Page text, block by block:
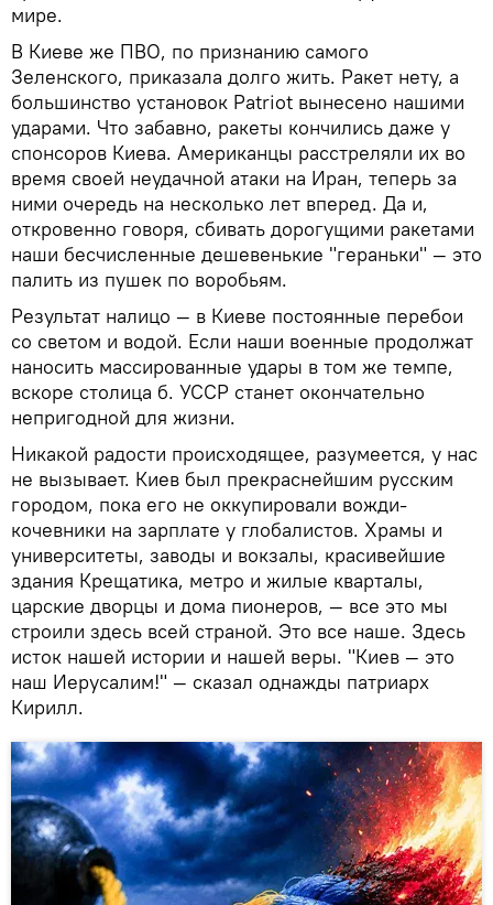
мире.
В Киеве же ПВО, по признанию самого
Зеленского, приказала долго жить. Ракет нету, а
большинство установок Patriot вынесено нашими
ударами. Что забавно, ракеты кончились даже у
спонсоров Киева. Американцы расстреляли их во
время своей неудачной атаки на Иран, теперь за
ними очередь на несколько лет вперед. Да и,
откровенно говоря, сбивать дорогущими ракетами
наши бесчисленные дешевенькие "гераньки" — это
палить из пушек по воробьям.
Результат налицо — в Киеве постоянные перебои
со светом и водой. Если наши военные продолжат
наносить массированные удары в том же темпе,
вскоре столица б. УССР станет окончательно
непригодной для жизни.
Никакой радости происходящее, разумеется, у нас
не вызывает. Киев был прекраснейшим русским
городом, пока его не оккупировали вожди-
кочевники на зарплате у глобалистов. Храмы и
университеты, заводы и вокзалы, красивейшие
здания Крещатика, метро и жилые кварталы,
царские дворцы и дома пионеров, — все это мы
строили здесь всей страной. Это все наше. Здесь
исток нашей истории и нашей веры. "Киев — это
наш Иерусалим!" — сказал однажды патриарх
Кирилл.